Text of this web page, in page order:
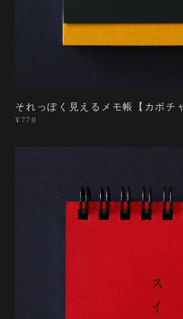
それっぽく見えるメモ帳【カボチ
¥770